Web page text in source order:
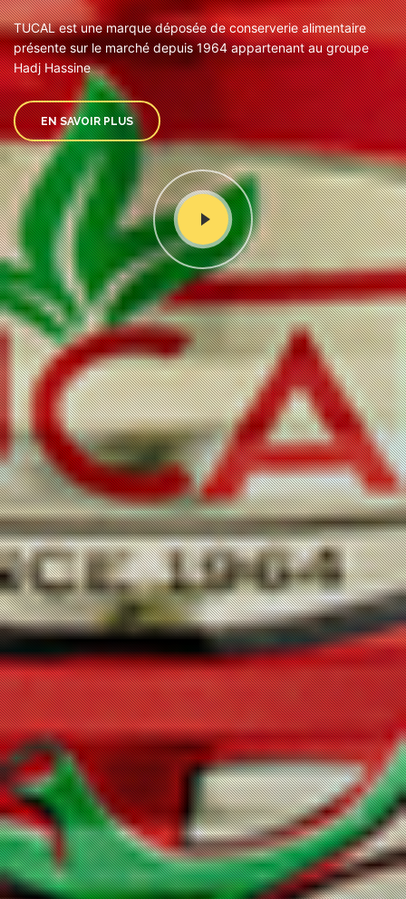
TUCAL est une marque déposée de conserverie alimentaire
présente sur le marché depuis 1964 appartenant au groupe
Hadj Hassine
EN SAVOIR PLUS